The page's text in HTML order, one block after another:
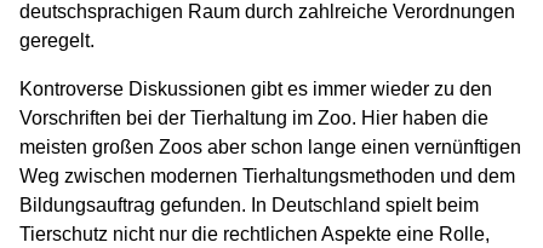
deutschsprachigen Raum durch zahlreiche Verordnungen
geregelt.
Kontroverse Diskussionen gibt es immer wieder zu den
Vorschriften bei der Tierhaltung im Zoo. Hier haben die
meisten großen Zoos aber schon lange einen vernünftigen
Weg zwischen modernen Tierhaltungsmethoden und dem
Bildungsauftrag gefunden. In Deutschland spielt beim
Tierschutz nicht nur die rechtlichen Aspekte eine Rolle,